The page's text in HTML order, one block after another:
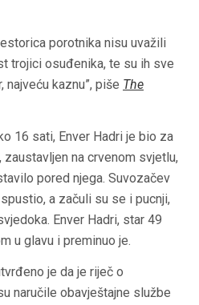
porotnika nisu uvažili
trojici osuđenika, te su ih sve
kaznu”, piše The
16 sati, Enver Hadri je bio za
na crvenom svjetlu,
pored njega. Suvozačev
a začuli su se i pucnji,
Enver Hadri, star 49
u glavu i preminuo je.
je da je riječ o
naručile obavještajne službe